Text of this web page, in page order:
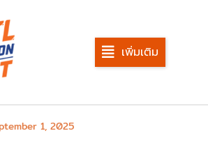
เพิ่มเติม
1, 2025